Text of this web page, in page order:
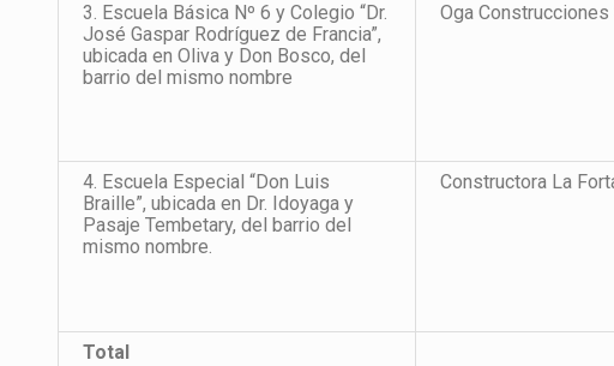
3. Escuela Básica Nº 6 y Colegio “Dr.
José Gaspar Rodríguez de Francia”,
ubicada en Oliva y Don Bosco, del
barrio del mismo nombre
Oga Construcciones
4. Escuela Especial “Don Luis
Braille”, ubicada en Dr. Idoyaga y
Pasaje Tembetary, del barrio del
mismo nombre.
Constructora La
Total